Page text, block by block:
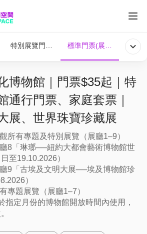
廳1-7及9）
特別展覽門票（展廳1-7&8）
標準門票(展場1-7)
博物館｜門票$35起｜特
通行門票、家庭套票｜
展、世界珠寶珍藏展
所有專題及特別展覽（展廳1–9）
8「琳瑯──紐約大都會藝術博物館世
至19.10.2026）
9「古埃及文明大展──埃及博物館珍
）
專題展覽（展廳1–7）
指定月份的博物館開放時間內使用，